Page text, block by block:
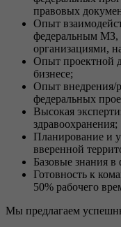
правовых
Опыт
федеральным
организациями,
Опыт проектной
бизнесе;
Опыт внедрения/
федеральных
Высокая
здравоохранения;
Планирование и
вверенной
Базовые знания
Готовность к
50% рабочего
Мы предлагаем